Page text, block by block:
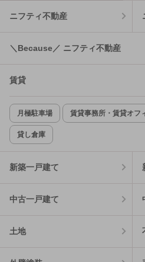
ニフティ不動産
＼Because／ ニフティ不動産
賃貸
月極駐車場 賃貸事務所・賃貸オフ
貸し倉庫
新築一戸建て
中古一戸建て
土地